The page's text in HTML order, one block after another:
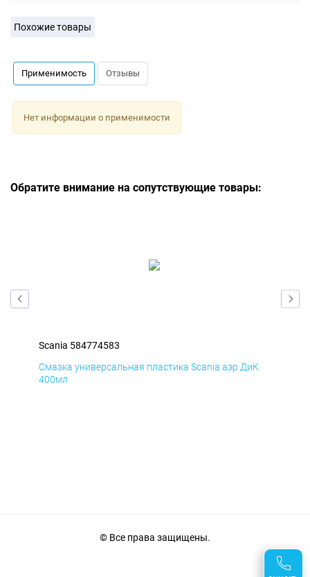
Похожие товары
Применимость Отзывы
Нет информации о применимости
Обратите внимание на сопутствующие товары:
Scania 584774583
Смазка универсальная пластика Scania аэр ДиК
400мл
© Все права защищены.